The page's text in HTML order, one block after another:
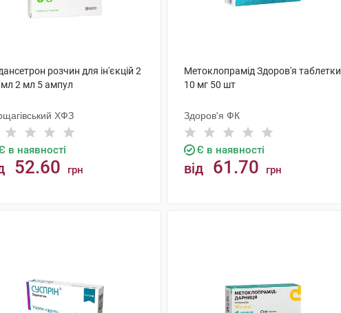
розчин для ін'єкцій 2
2 мл 5 ампул
ХФЗ
в наявності
52.60 грн
Метоклопрамід Здоров'я таблетки
10 мг 50 шт
Здоров'я ФК
Є в наявності
від 61.70 грн